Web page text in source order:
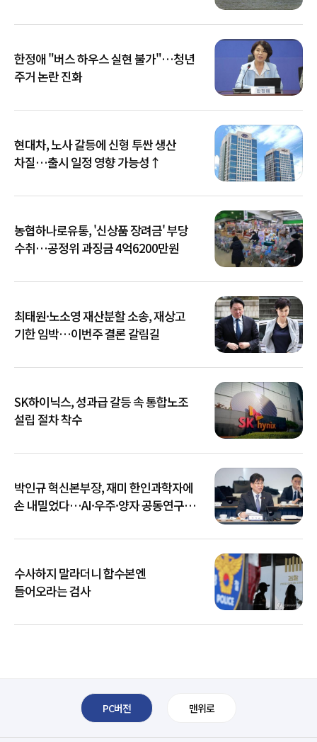
한정애 "버스 하우스 실현 불가"…청년
주거 논란 진화
현대차, 노사 갈등에 신형 투싼 생산
차질…출시 일정 영향 가능성↑
농협하나로유통, '신상품 장려금' 부당
수취…공정위 과징금 4억6200만원
최태원·노소영 재산분할 소송, 재상고
기한 임박…이번주 결론 갈림길
SK하이닉스, 성과급 갈등 속 통합노조
설립 절차 착수
박인규 혁신본부장, 재미 한인과학자에
손 내밀었다…AI·우주·양자 공동연구
수사하지 말라더니 합수본엔
들어오라는 검사
PC버전 맨위로